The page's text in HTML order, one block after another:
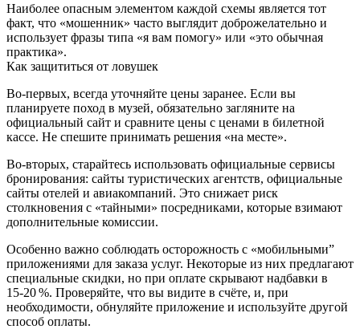
Наиболее опасным элементом каждой схемы является тот
факт, что «мошенник» часто выглядит доброжелательно и
использует фразы типа «я вам помогу» или «это обычная
практика».
Как защититься от ловушек
Во-первых, всегда уточняйте цены заранее. Если вы
планируете поход в музей, обязательно загляните на
официальный сайт и сравните цены с ценами в билетной
кассе. Не спешите принимать решения «на месте».
Во-вторых, старайтесь использовать официальные сервисы
бронирования: сайты туристических агентств, официальные
сайты отелей и авиакомпаний. Это снижает риск
столкновения с «тайными» посредниками, которые взимают
дополнительные комиссии.
Особенно важно соблюдать осторожность с «мобильными”
приложениями для заказа услуг. Некоторые из них предлагают
специальные скидки, но при оплате скрывают надбавки в
15‑20 %. Проверяйте, что вы видите в счёте, и, при
необходимости, обнуляйте приложение и используйте другой
способ оплаты.